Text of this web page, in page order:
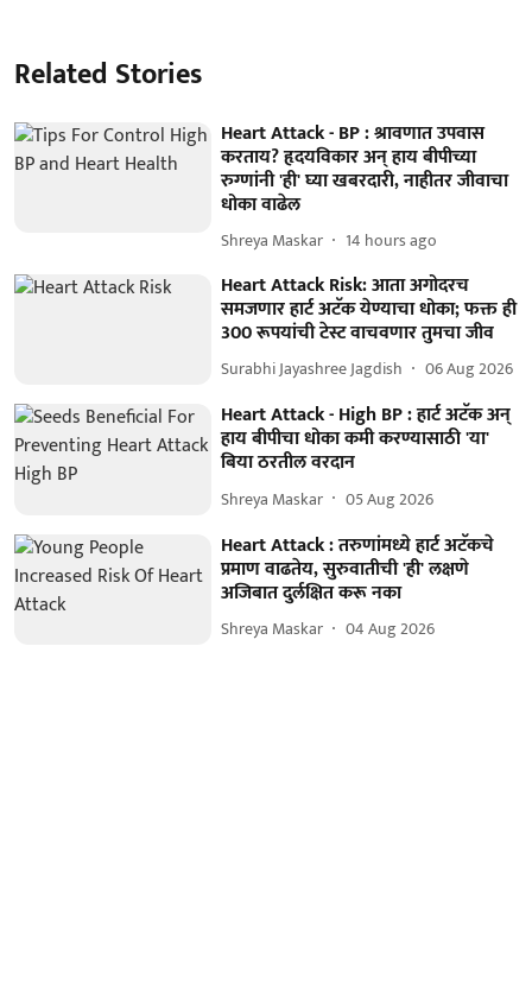
Related Stories
Heart Attack - BP : श्रावणात उपवास
करताय? हृदयविकार अन् हाय बीपीच्या
रुग्णांनी 'ही' घ्या खबरदारी, नाहीतर जीवाचा
धोका वाढेल
Shreya Maskar 14 hours ago
Heart Attack Risk: आता अगोदरच
समजणार हार्ट अटॅक येण्याचा धोका; फक्त ही
300 रूपयांची टेस्ट वाचवणार तुमचा जीव
Surabhi Jayashree Jagdish 06 Aug 2026
Heart Attack - High BP : हार्ट अटॅक अन्
हाय बीपीचा धोका कमी करण्यासाठी 'या'
बिया ठरतील वरदान
Shreya Maskar 05 Aug 2026
Heart Attack : तरुणांमध्ये हार्ट अटॅकचे
प्रमाण वाढतेय, सुरुवातीची 'ही' लक्षणे
अजिबात दुर्लक्षित करू नका
Shreya Maskar 04 Aug 2026